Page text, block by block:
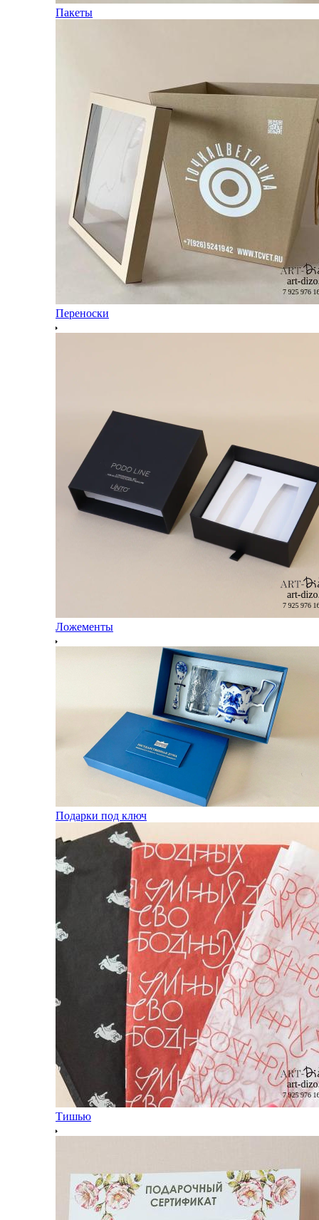
Пакеты
Переноски
Ложементы
Подарки под ключ
Тишью